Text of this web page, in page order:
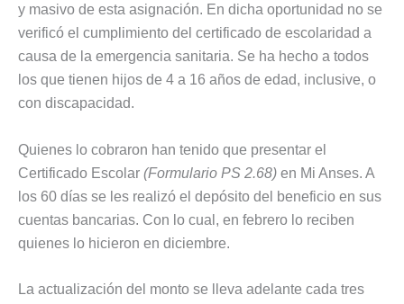
y masivo de esta asignación. En dicha oportunidad no se
verificó el cumplimiento del certificado de escolaridad a
causa de la emergencia sanitaria. Se ha hecho a todos
los que tienen hijos de 4 a 16 años de edad, inclusive, o
con discapacidad.
Quienes lo cobraron han tenido que presentar el
Certificado Escolar (Formulario PS 2.68) en Mi Anses. A
los 60 días se les realizó el depósito del beneficio en sus
cuentas bancarias. Con lo cual, en febrero lo reciben
quienes lo hicieron en diciembre.
La actualización del monto se lleva adelante cada tres